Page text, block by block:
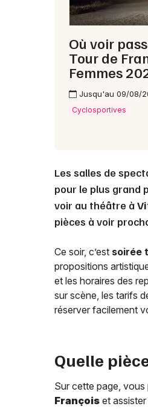
Où voir
Tour de
Femmes
Jusqu'au 09/08/
Cyclosportives
Les salles de
pour le plus grand
voir au théâtre à
pièces à voir
Ce soir, c’est soirée
propositions
et les horaires des
sur scène, les tarifs
réserver facilement
Quelle
Sur cette page,
François et